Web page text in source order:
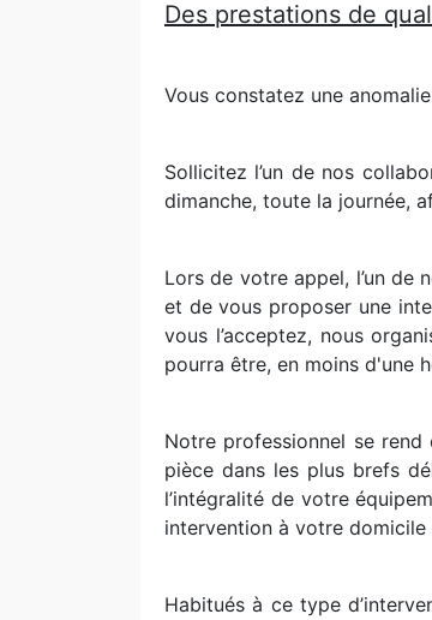
Des prestations de
Vous constatez une
Sollicitez l’un de nos
dimanche, toute la journée,
Lors de votre appel, l’un de
et de vous proposer une
vous l’acceptez, nous
pourra être, en moins d'une
Notre professionnel se
pièce dans les plus brefs
l’intégralité de votre
intervention à votre domicile
Habitués à ce type